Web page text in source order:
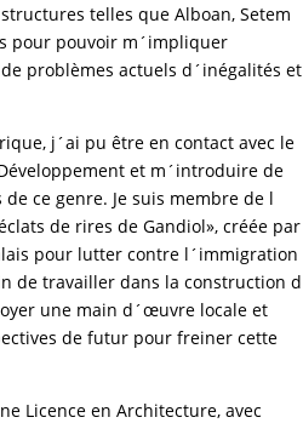
telles que Alboan, Setem
pour pouvoir m´impliquer
problèmes actuels d´inégalités et
j´ai pu être en contact avec le
et m´introduire de
ce genre. Je suis membre de l
de rires de Gandiol», créée par
pour lutter contre l´immigration
de travailler dans la construction d
une main d´œuvre locale et
de futur pour freiner cette
Licence en Architecture, avec